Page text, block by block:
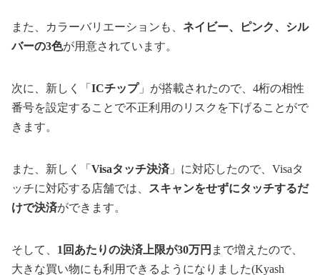
また、カラーバリエーションも、 ネイビー、ピンク、シル
バーの3色が用意されています。
次に、新しく「 ICチップ」が搭載されたので、4桁の相性
番号を設定することで不正利用のリスクを下げることがで
きます。
また、新しく「 Visaタッチ決済 」に対応したので、Visaタ
ッチに対応する店舗では、
スキャンをせずにタッチするだ
けで決済ができます。
そして、 1回あたりの決済上限が30万円 まで増えたので、
大きな買い物にも利用できるようになりました(Kyash